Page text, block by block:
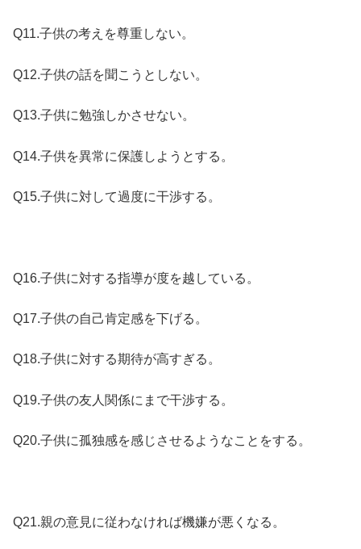
Q11.子供の考えを尊重しない。
Q12.子供の話を聞こうとしない。
Q13.子供に勉強しかさせない。
Q14.子供を異常に保護しようとする。
Q15.子供に対して過度に干渉する。
Q16.子供に対する指導が度を越している。
Q17.子供の自己肯定感を下げる。
Q18.子供に対する期待が高すぎる。
Q19.子供の友人関係にまで干渉する。
Q20.子供に孤独感を感じさせるようなことをする。
Q21.親の意見に従わなければ機嫌が悪くなる。